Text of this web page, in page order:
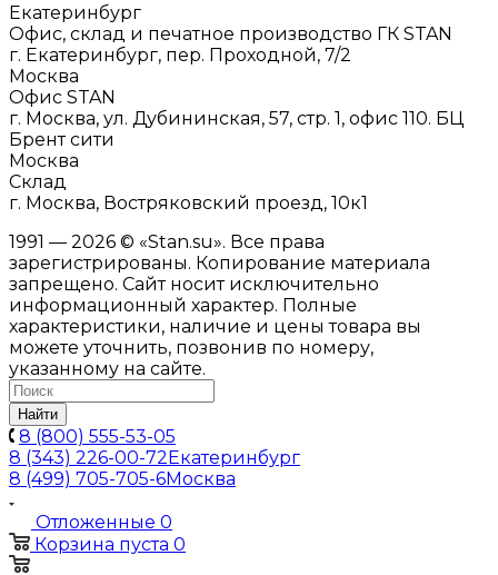
Екатеринбург
Офис, склад и печатное производство ГК STAN
г. Екатеринбург, пер. Проходной, 7/2
Москва
Офис STAN
г. Москва, ул. Дубининская, 57, стр. 1, офис 110. БЦ
Брент сити
Москва
Склад
г. Москва, Востряковский проезд, 10к1
1991 — 2026 © «Stan.su». Все права
зарегистрированы. Копирование материала
запрещено. Сайт носит исключительно
информационный характер. Полные
характеристики, наличие и цены товара вы
можете уточнить, позвонив по номеру,
указанному на сайте.
Найти
8 (800) 555-53-05
8 (343) 226-00-72Екатеринбург
8 (499) 705-705-6Москва
Отложенные 0
Корзина пуста 0